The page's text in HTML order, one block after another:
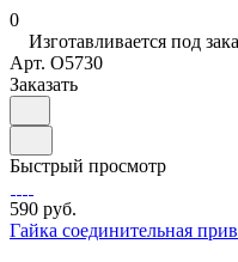
0
Изготавливается под
Арт. O5730
Заказать
Быстрый просмотр
590 руб.
Гайка соединительная